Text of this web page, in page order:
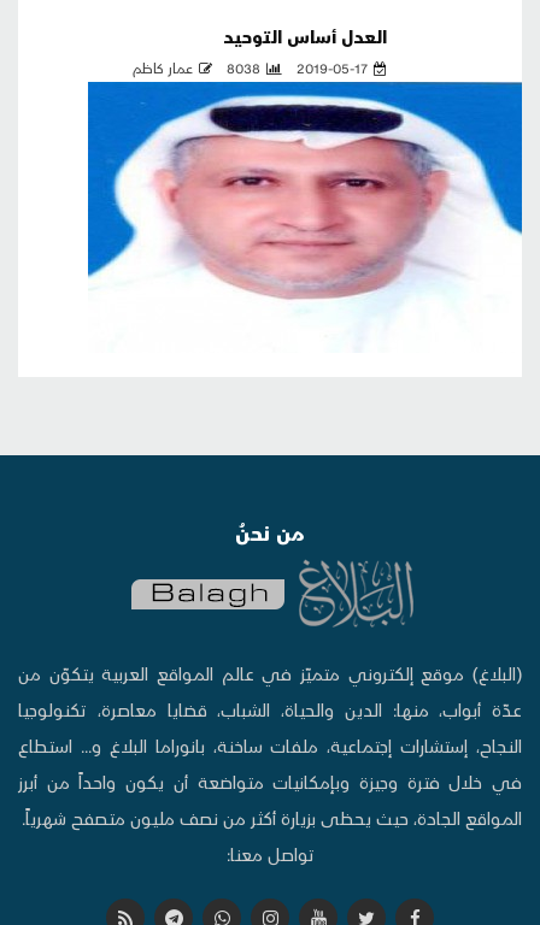
العدل أساس التوحيد
2019-05-17
8038 عمار كاظم
من نحنُ
(البلاغ) موقع إلكتروني متميّز في عالم المواقع العربية يتكوّن من
عدّة أبواب، منها: الدين والحياة، الشباب، قضايا معاصرة، تكنولوجيا
النجاح، إستشارات إجتماعية، ملفات ساخنة، بانوراما البلاغ و... استطاع
في خلال فترة وجيزة وبإمكانيات متواضعة أن يكون واحداً من أبرز
المواقع الجادة، حيث يحظى بزيارة أكثر من نصف مليون متصفح شهرياً.
تواصل معنا: